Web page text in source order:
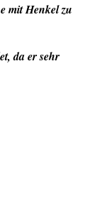
mit Henkel zu
da er sehr